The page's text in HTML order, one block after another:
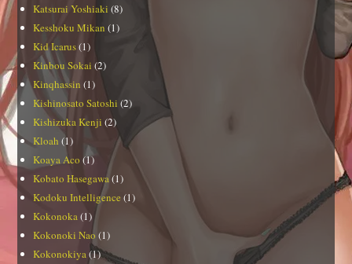
Katsurai Yoshiaki (8)
Kesshoku Mikan (1)
Kid Icarus(1)
Kinbou Sokai (2)
Kinqhassin (1)
Kishinosato Satoshi (2)
Kishizuka Kenji (2)
Kloah (1)
Koaya Aco (1)
Kobato Hasegawa(1)
Kodoku Intelligence (1)
Kokonoka(1)
Kokonoki Nao (1)
Kokonokiya(1)